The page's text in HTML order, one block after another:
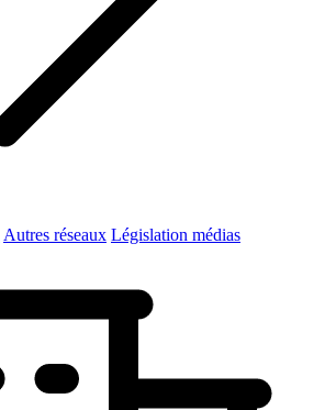
Autres réseaux Législation médias